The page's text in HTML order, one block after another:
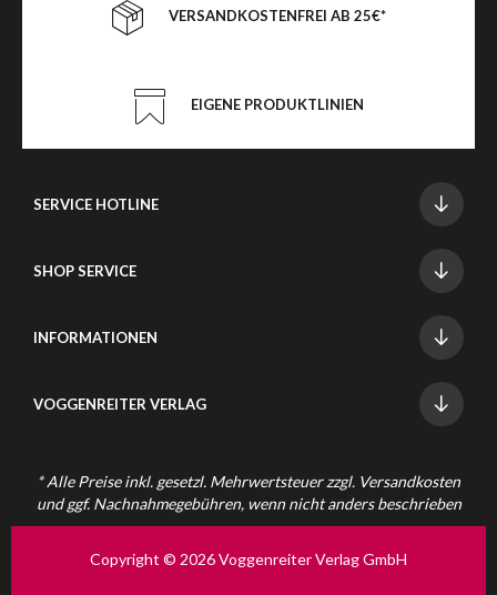
VERSANDKOSTENFREI AB 25€*
EIGENE PRODUKTLINIEN
SERVICE HOTLINE
SHOP SERVICE
INFORMATIONEN
VOGGENREITER VERLAG
* Alle Preise inkl. gesetzl. Mehrwertsteuer zzgl. Versandkosten
und ggf. Nachnahmegebühren, wenn nicht anders beschrieben
Copyright © 2026 Voggenreiter Verlag GmbH